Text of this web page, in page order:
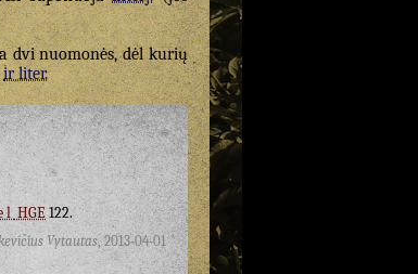
dvi nuomonės, dėl kurių
ir liter.
HGE122.
Vytautas ,2013-04-01